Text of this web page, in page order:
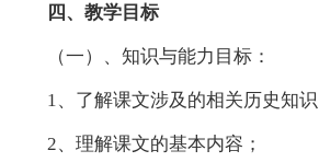
四、教学目标
（一）、知识与能力目标：
1、了解课文涉及的相关历史知
2、理解课文的基本内容；